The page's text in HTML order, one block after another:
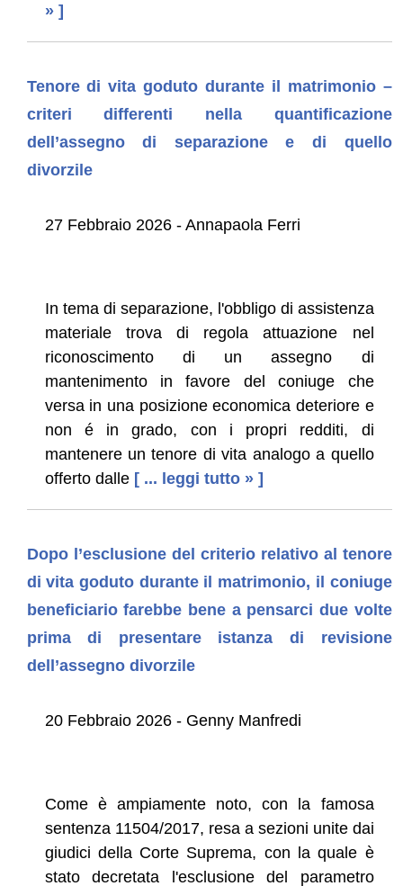
» ]
Tenore di vita goduto durante il matrimonio –
criteri differenti nella quantificazione
dell’assegno di separazione e di quello
divorzile
27 Febbraio 2026 - Annapaola Ferri
In tema di separazione, l'obbligo di assistenza
materiale trova di regola attuazione nel
riconoscimento di un assegno di
mantenimento in favore del coniuge che
versa in una posizione economica deteriore e
non é in grado, con i propri redditi, di
mantenere un tenore di vita analogo a quello
offerto dalle [ ... leggi tutto » ]
Dopo l’esclusione del criterio relativo al tenore
di vita goduto durante il matrimonio, il coniuge
beneficiario farebbe bene a pensarci due volte
prima di presentare istanza di revisione
dell’assegno divorzile
20 Febbraio 2026 - Genny Manfredi
Come è ampiamente noto, con la famosa
sentenza 11504/2017, resa a sezioni unite dai
giudici della Corte Suprema, con la quale è
stato decretata l'esclusione del parametro